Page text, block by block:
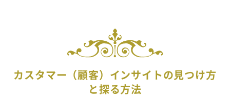
カスタマー（顧客）インサイトの見つけ方
と探る方法